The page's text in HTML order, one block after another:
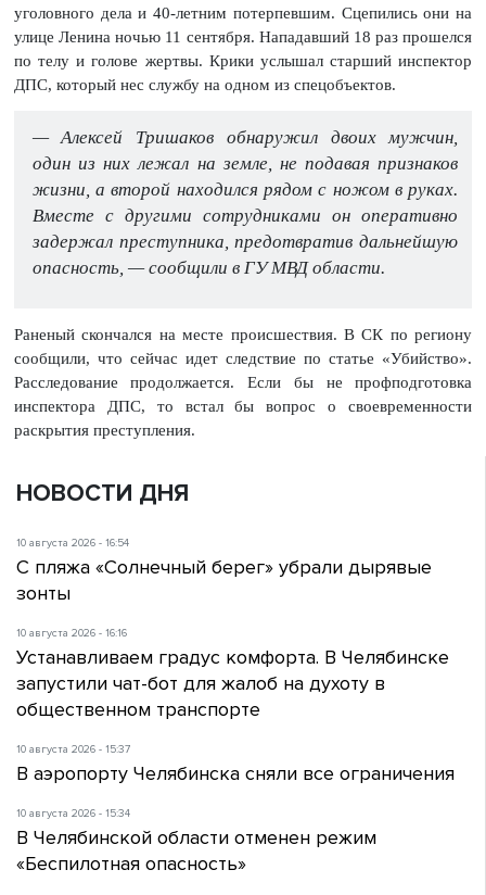
уголовного дела и 40-летним потерпевшим. Сцепились они на
улице Ленина ночью 11 сентября. Нападавший 18 раз прошелся
по телу и голове жертвы. Крики услышал старший инспектор
ДПС, который нес службу на одном из спецобъектов.
— Алексей Тришаков обнаружил двоих мужчин,
один из них лежал на земле, не подавая признаков
жизни, а второй находился рядом с ножом в руках.
Вместе с другими сотрудниками он оперативно
задержал преступника, предотвратив дальнейшую
опасность, — сообщили в ГУ МВД области.
Раненый скончался на месте происшествия. В СК по региону
сообщили, что сейчас идет следствие по статье «Убийство».
Расследование продолжается. Если бы не профподготовка
инспектора ДПС, то встал бы вопрос о своевременности
раскрытия преступления.
НОВОСТИ ДНЯ
10 августа 2026 - 16:54
С пляжа «Солнечный берег» убрали дырявые
зонты
10 августа 2026 - 16:16
Устанавливаем градус комфорта. В Челябинске
запустили чат-бот для жалоб на духоту в
общественном транспорте
10 августа 2026 - 15:37
В аэропорту Челябинска сняли все ограничения
10 августа 2026 - 15:34
В Челябинской области отменен режим
«Беспилотная опасность»